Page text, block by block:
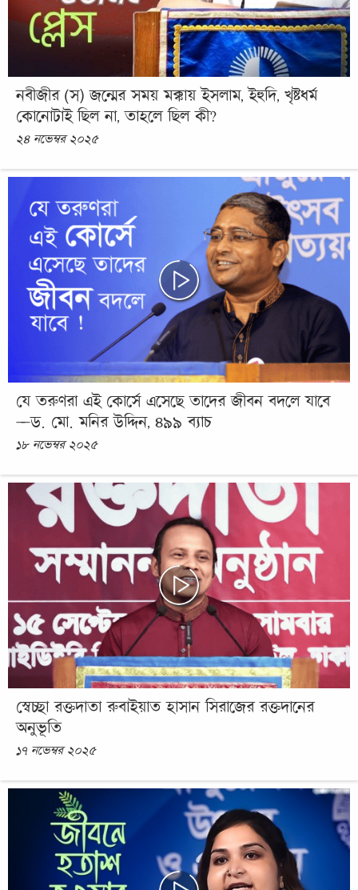
নবীজীর (স) জন্মের সময় মক্কায় ইসলাম, ইহুদি, খৃষ্টধর্ম
কোনোটাই ছিল না, তাহলে ছিল কী?
২৪ নভেম্বর ২০২৫
যে তরুণরা এই কোর্সে এসেছে তাদের জীবন বদলে যাবে
—ড. মো. মনির উদ্দিন, ৪৯৯ ব্যাচ
১৮ নভেম্বর ২০২৫
স্বেচ্ছা রক্তদাতা রুবাইয়াত হাসান সিরাজের রক্তদানের
অনুভূতি
১৭ নভেম্বর ২০২৫